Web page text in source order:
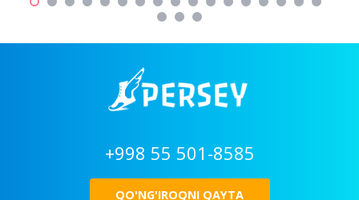
+998 55 501-8585
QO'NG'IROQNI QAYTA